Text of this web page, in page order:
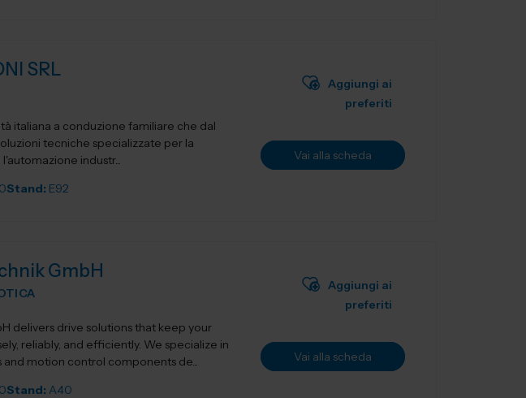
SRL
italiana a conduzione familiare che dal
tecniche specializzate per la
industr...
Stand: E92
Aggiungi ai
preferiti
Vai alla scheda
GmbH
delivers drive solutions that keep your
reliably, and efficiently. We specialize in
motion control components de...
Stand: A40
Aggiungi ai
preferiti
Vai alla scheda